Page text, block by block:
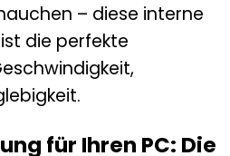
– diese interne
die perfekte
für Ihren PC: Die